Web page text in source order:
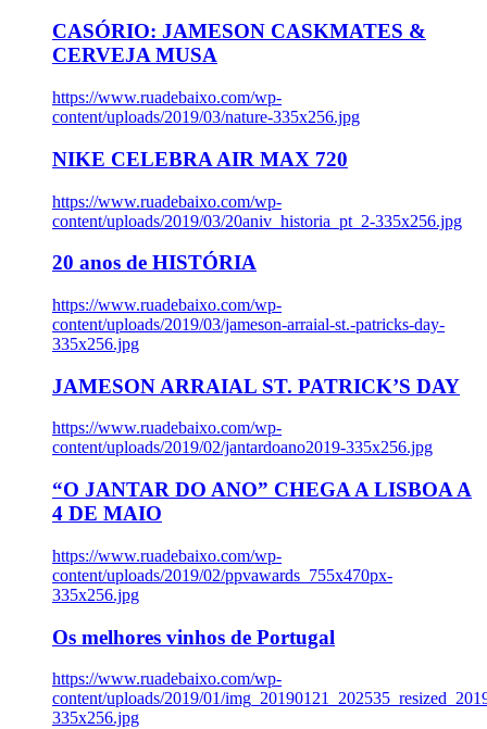
CASÓRIO: JAMESON CASKMATES &
CERVEJA MUSA
https://www.ruadebaixo.com/wp-
content/uploads/2019/03/nature-335x256.jpg
NIKE CELEBRA AIR MAX 720
https://www.ruadebaixo.com/wp-
content/uploads/2019/03/20aniv_historia_pt_2-335x256.jpg
20 anos de HISTÓRIA
https://www.ruadebaixo.com/wp-
content/uploads/2019/03/jameson-arraial-st.-patricks-day-
335x256.jpg
JAMESON ARRAIAL ST. PATRICK’S DAY
https://www.ruadebaixo.com/wp-
content/uploads/2019/02/jantardoano2019-335x256.jpg
“O JANTAR DO ANO” CHEGA A LISBOA A
4 DE MAIO
https://www.ruadebaixo.com/wp-
content/uploads/2019/02/ppvawards_755x470px-
335x256.jpg
Os melhores vinhos de Portugal
https://www.ruadebaixo.com/wp-
content/uploads/2019/01/
335x256.jpg